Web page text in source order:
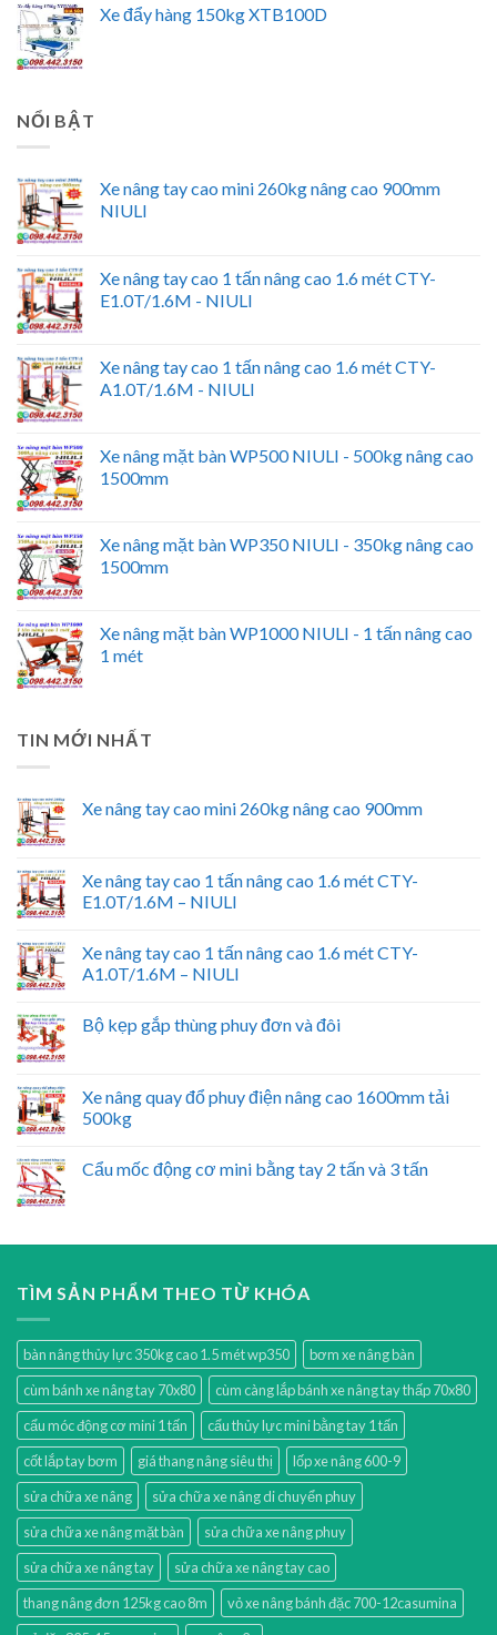
Xe đẩy hàng 150kg XTB100D
NỔI BẬT
Xe nâng tay cao mini 260kg nâng cao 900mm
NIULI
Xe nâng tay cao 1 tấn nâng cao 1.6 mét CTY-
E1.0T/1.6M - NIULI
Xe nâng tay cao 1 tấn nâng cao 1.6 mét CTY-
A1.0T/1.6M - NIULI
Xe nâng mặt bàn WP500 NIULI - 500kg nâng cao
1500mm
Xe nâng mặt bàn WP350 NIULI - 350kg nâng cao
1500mm
Xe nâng mặt bàn WP1000 NIULI - 1 tấn nâng cao
1 mét
TIN MỚI NHẤT
Xe nâng tay cao mini 260kg nâng cao 900mm
Xe nâng tay cao 1 tấn nâng cao 1.6 mét CTY-
E1.0T/1.6M – NIULI
Xe nâng tay cao 1 tấn nâng cao 1.6 mét CTY-
A1.0T/1.6M – NIULI
Bộ kẹp gắp thùng phuy đơn và đôi
Xe nâng quay đổ phuy điện nâng cao 1600mm tải
500kg
Cẩu mốc động cơ mini bằng tay 2 tấn và 3 tấn
TÌM SẢN PHẨM THEO TỪ KHÓA
bàn nâng thủy lực 350kg cao 1.5 mét wp350
bơm xe nâng bàn
cùm bánh xe nâng tay 70x80
cùm càng lắp bánh xe nâng tay thấp 70x80
cẩu móc động cơ mini 1 tấn
cẩu thủy lực mini bằng tay 1 tấn
cốt lắp tay bơm
giá thang nâng siêu thị
lốp xe nâng 600-9
sửa chữa xe nâng
sửa chữa xe nâng di chuyển phuy
sửa chữa xe nâng mặt bàn
sửa chữa xe nâng phuy
sửa chữa xe nâng tay
sửa chữa xe nâng tay cao
thang nâng đơn 125kg cao 8m
vỏ xe nâng bánh đặc 700-12casumina